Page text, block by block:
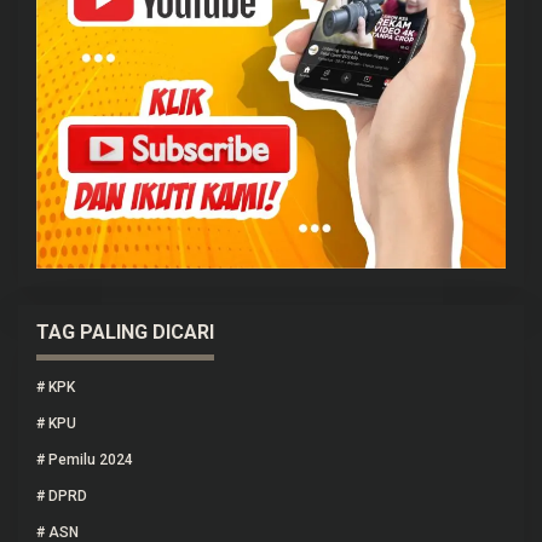
TAG PALING DICARI
# KPK
# KPU
# Pemilu 2024
# DPRD
# ASN